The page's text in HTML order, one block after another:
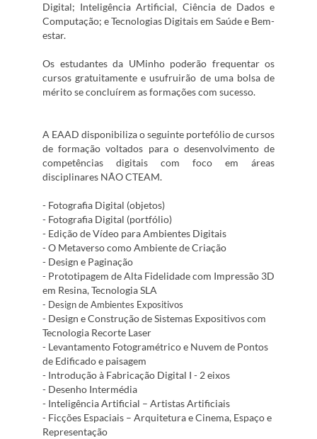
Digital; Inteligência Artificial, Ciência de Dados e
Computação; e Tecnologias Digitais em Saúde e Bem-
estar.
Os estudantes da UMinho poderão frequentar os
cursos gratuitamente e usufruirão de uma bolsa de
mérito se concluírem as formações com sucesso.
A EAAD disponibiliza o seguinte portefólio de cursos
de formação voltados para o desenvolvimento de
competências digitais com foco em áreas
disciplinares NÃO CTEAM.
- Fotografia Digital (objetos)
- Fotografia Digital (portfólio)
- Edição de Vídeo para Ambientes Digitais
- O Metaverso como Ambiente de Criação
- Design e Paginação
- Prototipagem de Alta Fidelidade com Impressão 3D
em Resina, Tecnologia SLA
- Design de Ambientes Expositivos
- Design e Construção de Sistemas Expositivos com
Tecnologia Recorte Laser
- Levantamento Fotogramétrico e Nuvem de Pontos
de Edificado e paisagem
- Introdução à Fabricação Digital I - 2 eixos
- Desenho Intermédia
- Inteligência Artificial – Artistas Artificiais
- Ficções Espaciais – Arquitetura e Cinema, Espaço e
Representação